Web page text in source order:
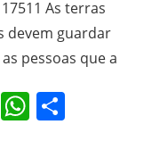
As terras
devem guardar
pessoas que a
Share